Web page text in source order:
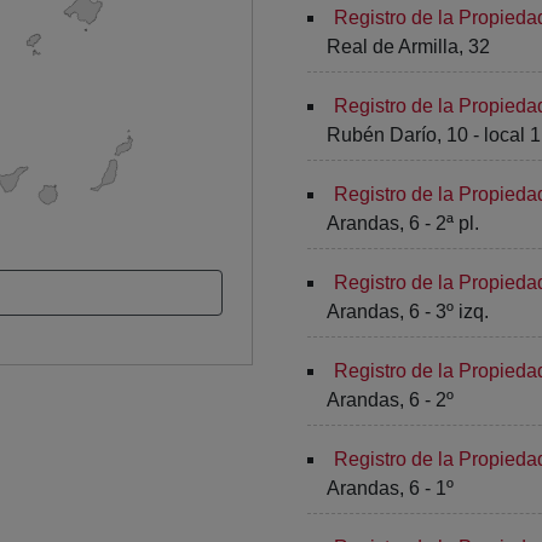
Registro de la
Real de Armilla, 32
Registro de la
Rubén Darío, 10 - local 1
Registro de la
Arandas, 6 - 2ª pl.
Registro de la
Arandas, 6 - 3º izq.
Registro de la
Arandas, 6 - 2º
Registro de la
Arandas, 6 - 1º